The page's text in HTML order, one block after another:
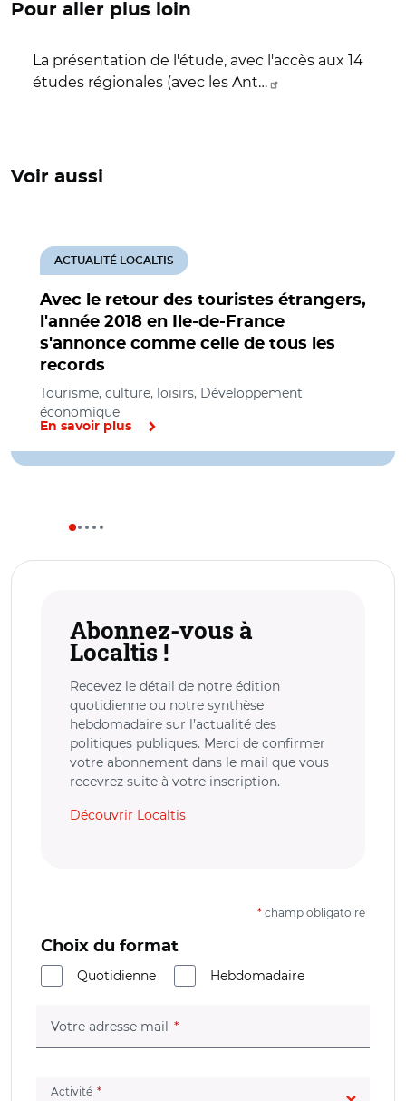
Pour aller plus loin
La présentation de l'étude, avec l'accès aux 14
études régionales (avec les Ant…
Voir aussi
Avec le retour des touristes étrangers,
l'année 2018 en Ile-de-France
s'annonce comme celle de tous les
records
ACTUALITÉ LOCALTIS
Tourisme, culture, loisirs, Développement
économique
En savoir plus
Abonnez-vous à
Localtis !
Recevez le détail de notre édition
quotidienne ou notre synthèse
hebdomadaire sur l’actualité des
politiques publiques. Merci de confirmer
votre abonnement dans le mail que vous
recevrez suite à votre inscription.
Découvrir Localtis
* champ obligatoire
Choix du format
Quotidienne
Hebdomadaire
Votre adresse mail (champ obligatoire)
Activité (champ obligatoire)